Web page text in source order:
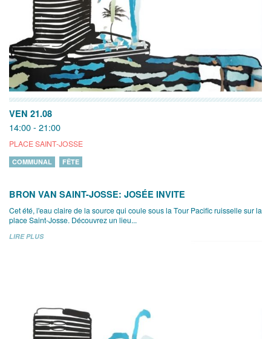
VEN 21.08
14:00 - 21:00
PLACE SAINT-JOSSE
COMMUNAL FÊTE
BRON VAN SAINT-JOSSE: JOSÉE INVITE
Cet été, l'eau claire de la source qui coule sous la Tour Pacific ruisselle sur la
place Saint-Josse. Découvrez un lieu...
LIRE PLUS